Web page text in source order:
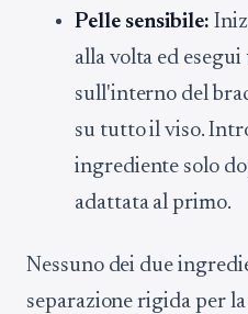
Pelle sensibile:
alla volta ed
sull'interno del
su tutto il viso.
ingrediente solo
adattata al primo.
Nessuno dei due
separazione rigida per